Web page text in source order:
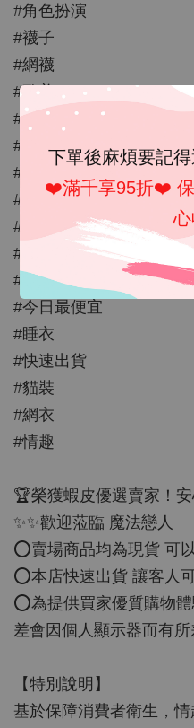
下單後麻煩要記
❤️滿千享95折❤️ 保
#角色扮演
#襪子
#網襪
#歐美
#情趣內衣
#情趣睡衣
#性感
#情人節禮物
#撞色
#大紅
#爆乳
#今日最便宜
#睡衣
#快速出貨
#貓裝
#網衣
#情趣
🏆榮獲蝦皮優選賣家！
✨✨歡迎蒞臨 魔法戀人
⭕️賣場商品均為現貨 可
⭕️本店快速出貨 讓客人
⭕️為提供買家優質購物
差會因個人顯示器而有所
【特別說明】
基於保障消費者衛生，